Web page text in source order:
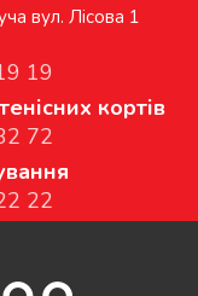
вул. Лісова 1
19
кортів
72
22